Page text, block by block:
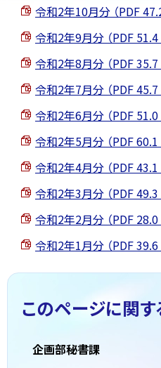
令和2年10月分 （PDF
令和2年9月分 （PDF 51.4
令和2年8月分 （PDF 35.7
令和2年7月分 （PDF 45.7
令和2年6月分 （PDF 51.0
令和2年5月分 （PDF 60.1
令和2年4月分 （PDF 43.1
令和2年3月分 （PDF 49.3
令和2年2月分 （PDF 28.0
令和2年1月分 （PDF 39.6
このページに関す
企画部秘書課